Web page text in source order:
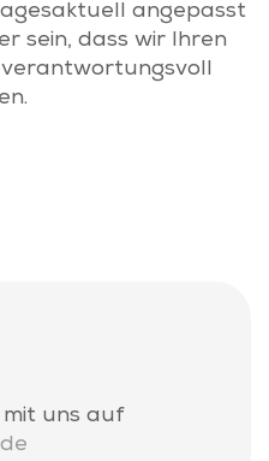
angepasst
sein, dass wir Ihren
mit uns auf